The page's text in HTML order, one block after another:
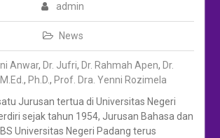
admin
News
Anwar, Dr. Jufri, Dr. Rahmah Apen, Dr.
M.Ed., Ph.D., Prof. Dra. Yenni Rozimela
Jurusan tertua di Universitas Negeri
sejak tahun 1954, Jurusan Bahasa dan
Universitas Negeri Padang terus